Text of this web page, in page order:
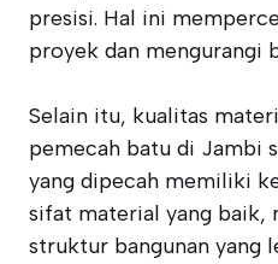
presisi. Hal ini
proyek dan mengurangi
Selain itu, kualitas
pemecah batu di Jambi
yang dipecah memiliki
sifat material yang baik,
struktur bangunan yang